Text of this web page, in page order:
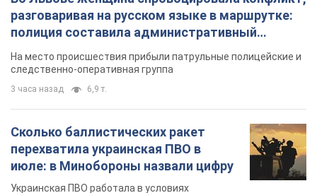
перехватила украинская ПВО в
июле: в Минобороны назвали цифру
дефицита ракет-перехватчиков
В Ивано-Франковске сотрудники
"Новой почты" прогнали собаку
шваброй в жару: как их наказали.
Видео